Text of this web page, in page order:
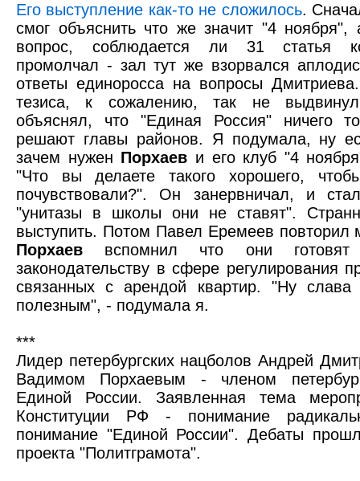
Его выступление как-то не сложилось.
смог объяснить что же значит "4
вопрос, соблюдается ли 31 статья
промолчал - зал тут же взорвался
ответы единоросса на вопросы
тезиса, к сожалению, так не
объяснял, что "Единая Россия" ничего
решают главы районов. Я подумала, ну
зачем нужен Порхаев и его клуб "4
"Что вы делаете такого хорошего,
почувствовали?". Он занервничал, и
"унитазы в школы они не ставят".
выступить. Потом Павел Еремеев
Порхаев вспомнил что они готовят
законодательству в сфере регулирования
связанных с арендой квартир. "Ну
полезным", - подумала я.
***
Лидер петербургских нацболов Андрей
Вадимом Порхаевым - членом
Единой России. Заявленная тема
Конституции РФ - понимание
понимание "Единой России". Дебаты
проекта "Политграмота".